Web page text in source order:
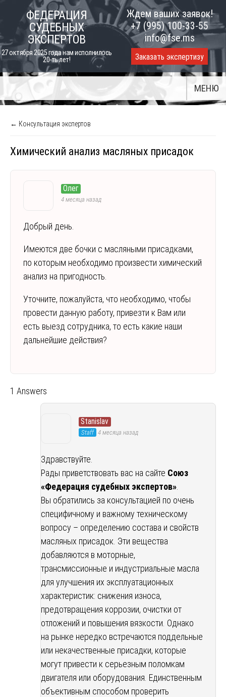
content
ФЕДЕРАЦИЯ
СУДЕБНЫХ
ЭКСПЕРТОВ
27 октября 2025 года нам исполнилось
20-ть лет!
Ждем ваших заявок!
+7 (995) 100-33-55
info@fse.ms
Заказать экспертизу
МЕНЮ
← Консультация экспертов
Химический анализ масляных присадок
Олег
4 месяца назад
Добрый день.
Имеются две бочки с масляными присадками,
по которым необходимо произвести химический
анализ на пригодность.
Уточните, пожалуйста, что необходимо, чтобы
провести данную работу, привезти к Вам или
есть выезд сотрудника, то есть какие наши
дальнейшие действия?
1 Answers
Stanislav
Staff 4 месяца назад
Здравствуйте.
Рады приветствовать вас на сайте Союз
«Федерация судебных экспертов»
Вы обратились за консультацией по очень
специфичному и важному техническому
вопросу – определению состава и свойств
масляных присадок. Эти вещества
добавляются в моторные,
трансмиссионные и индустриальные масла
для улучшения их эксплуатационных
характеристик: снижения износа,
предотвращения коррозии, очистки от
отложений и повышения вязкости. Однако
на рынке нередко встречаются поддельные
или некачественные присадки, которые
могут привести к серьезным поломкам
двигателя или оборудования. Единственным
объективным способом проверить